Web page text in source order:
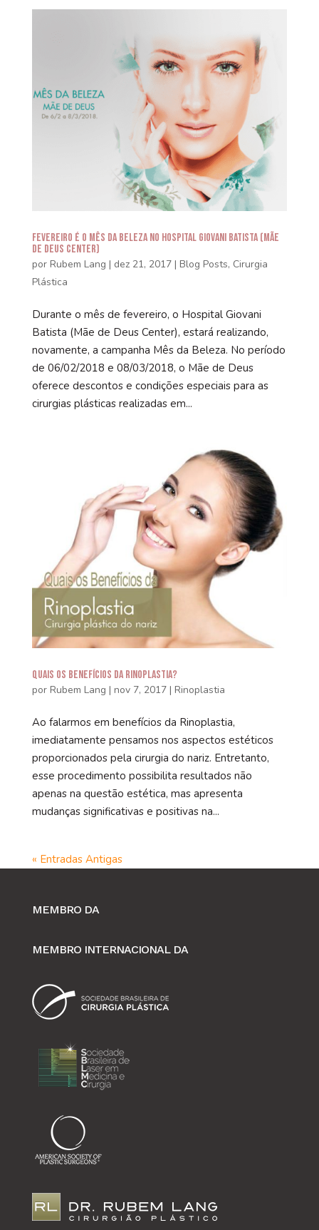
Fevereiro é o Mês da Beleza no Hospital Giovani Batista (Mãe
de Deus Center)
por Rubem Lang | dez 21, 2017| Blog Posts, Cirurgia
Plástica
Durante o mês de fevereiro, o Hospital Giovani
Batista (Mãe de Deus Center), estará realizando,
novamente, a campanha Mês da Beleza. No período
de 06/02/2018 e 08/03/2018, o Mãe de Deus
oferece descontos e condições especiais para as
cirurgias plásticas realizadas em...
Quais os benefícios da Rinoplastia?
por Rubem Lang | nov 7, 2017| Rinoplastia
Ao falarmos em benefícios da Rinoplastia,
imediatamente pensamos nos aspectos estéticos
proporcionados pela cirurgia do nariz. Entretanto,
esse procedimento possibilita resultados não
apenas na questão estética, mas apresenta
mudanças significativas e positivas na...
« Entradas Antigas
MEMBRO DA
MEMBRO INTERNACIONAL DA